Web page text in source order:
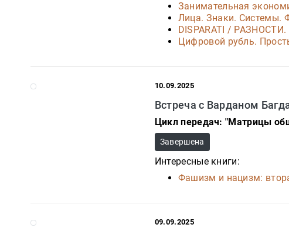
Занимательная
Лица. Знаки. Системы.
DISPARATI /
Цифровой рубль.
10.09.2025
Встреча с Варданом
Цикл передач: "Матрицы
Завершена
Интересные книги:
Фашизм и нацизм:
09.09.2025